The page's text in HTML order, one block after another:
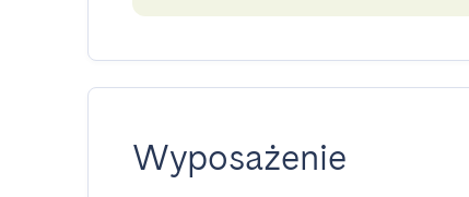
Wyposażenie